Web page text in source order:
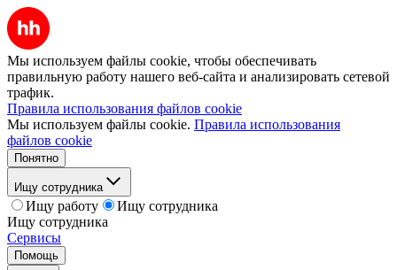
Мы используем файлы cookie, чтобы обеспечивать
правильную работу нашего веб-сайта и анализировать сетевой
трафик.
Правила использования файлов cookie
Мы используем файлы cookie. Правила использования
файлов cookie
Понятно
Ищу сотрудника
Ищу работу
Ищу сотрудника
Ищу сотрудника
Сервисы
Помощь